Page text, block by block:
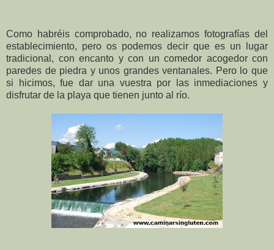
Como habréis comprobado, no realizamos fotografías del
establecimiento, pero os podemos decir que es un lugar
tradicional, con encanto y con un comedor acogedor con
paredes de piedra y unos grandes ventanales. Pero lo que
si hicimos, fue dar una vuestra por las inmediaciones y
disfrutar de la playa que tienen junto al río.